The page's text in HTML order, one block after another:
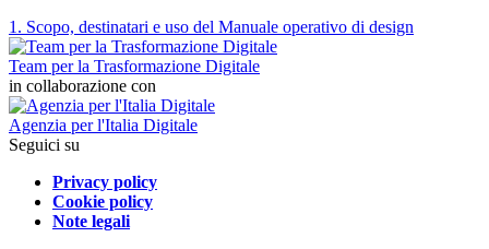
1. Scopo, destinatari e uso del Manuale operativo di design
Team per la Trasformazione Digitale
in collaborazione con
Agenzia per l'Italia Digitale
Seguici su
Privacy policy
Cookie policy
Note legali